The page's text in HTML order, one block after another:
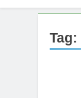
Tag: